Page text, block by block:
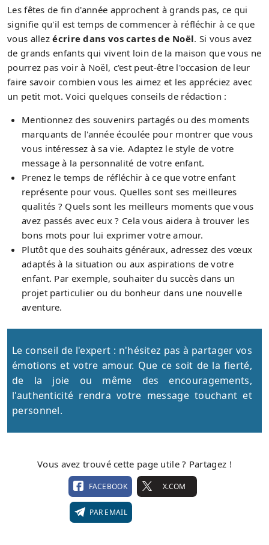
Les fêtes de fin d'année approchent à grands pas, ce qui
signifie qu'il est temps de commencer à réfléchir à ce que
vous allezécrire dans vos cartes de Noël. Si vous avez
de grands enfants qui vivent loin de la maison que vous ne
pourrez pas voir à Noël, c'est peut-être l'occasion de leur
faire savoir combien vous les aimez et les appréciez avec
un petit mot. Voici quelques conseils de rédaction :
Mentionnez des souvenirs partagés ou des moments
marquants de l'année écoulée pour montrer que vous
vous intéressez à sa vie. Adaptez le style de votre
message à la personnalité de votre enfant.
Prenez le temps de réfléchir à ce que votre enfant
représente pour vous. Quelles sont ses meilleures
qualités ? Quels sont les meilleurs moments que vous
avez passés avec eux ? Cela vous aidera à trouver les
bons mots pour lui exprimer votre amour.
Plutôt que des souhaits généraux, adressez des vœux
adaptés à la situation ou aux aspirations de votre
enfant. Par exemple, souhaiter du succès dans un
projet particulier ou du bonheur dans une nouvelle
aventure.
Le conseil de l'expert : n'hésitez pas à partager vos
émotions et votre amour. Que ce soit de la fierté,
de la joie ou même des encouragements,
l'authenticité rendra votre message touchant et
personnel.
Vous avez trouvé cette page utile ? Partagez !
FACEBOOK X.COM
PAR EMAIL